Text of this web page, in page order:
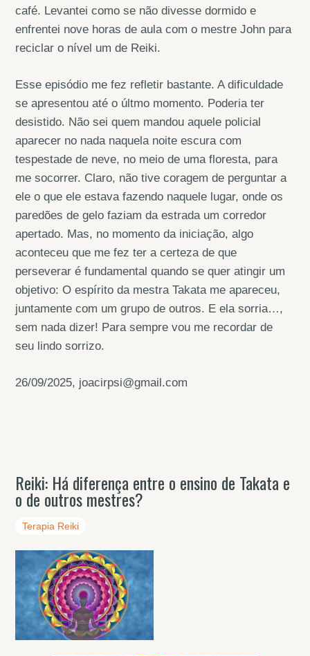
café. Levantei como se não divesse dormido e
enfrentei nove horas de aula com o mestre John para
reciclar o nível um de Reiki.
Esse episódio me fez refletir bastante. A dificuldade
se apresentou até o últmo momento. Poderia ter
desistido. Não sei quem mandou aquele policial
aparecer no nada naquela noite escura com
tespestade de neve, no meio de uma floresta, para
me socorrer. Claro, não tive coragem de perguntar a
ele o que ele estava fazendo naquele lugar, onde os
paredões de gelo faziam da estrada um corredor
apertado. Mas, no momento da iniciação, algo
aconteceu que me fez ter a certeza de que
perseverar é fundamental quando se quer atingir um
objetivo: O espírito da mestra Takata me apareceu,
juntamente com um grupo de outros. E ela sorria…,
sem nada dizer! Para sempre vou me recordar de
seu lindo sorrizo.
26/09/2025, joacirpsi@gmail.com
Reiki: Há diferença entre o ensino de Takata e
o de outros mestres?
Terapia Reiki